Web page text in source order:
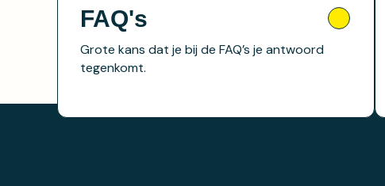
FAQ's
Grote kans dat je bij de FAQ’s je antwoord
tegenkomt.